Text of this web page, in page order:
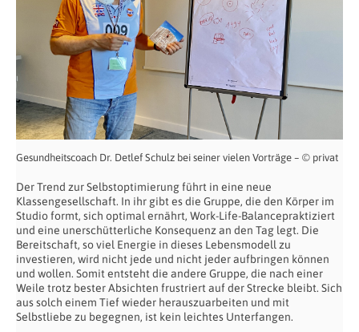
Gesundheitscoach Dr. Detlef Schulz bei seiner vielen Vorträge – © privat
Der Trend zur Selbstoptimierung führt in eine neue
Klassengesellschaft. In ihr gibt es die Gruppe, die den Körper im
Studio formt, sich optimal ernährt, Work-Life-Balancepraktiziert
und eine unerschütterliche Konsequenz an den Tag legt. Die
Bereitschaft, so viel Energie in dieses Lebensmodell zu
investieren, wird nicht jede und nicht jeder aufbringen können
und wollen. Somit entsteht die andere Gruppe, die nach einer
Weile trotz bester Absichten frustriert auf der Strecke bleibt. Sich
aus solch einem Tief wieder herauszuarbeiten und mit
Selbstliebe zu begegnen, ist kein leichtes Unterfangen.